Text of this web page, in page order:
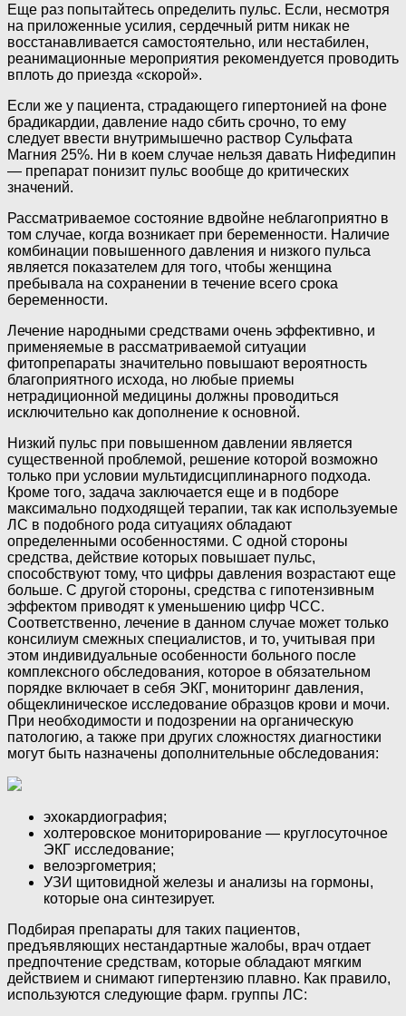
Еще раз попытайтесь определить пульс. Если, несмотря
на приложенные усилия, сердечный ритм никак не
восстанавливается самостоятельно, или нестабилен,
реанимационные мероприятия рекомендуется проводить
вплоть до приезда «скорой».
Если же у пациента, страдающего гипертонией на фоне
брадикардии, давление надо сбить срочно, то ему
следует ввести внутримышечно раствор Сульфата
Магния 25%. Ни в коем случае нельзя давать Нифедипин
— препарат понизит пульс вообще до критических
значений.
Рассматриваемое состояние вдвойне неблагоприятно в
том случае, когда возникает при беременности. Наличие
комбинации повышенного давления и низкого пульса
является показателем для того, чтобы женщина
пребывала на сохранении в течение всего срока
беременности.
Лечение народными средствами очень эффективно, и
применяемые в рассматриваемой ситуации
фитопрепараты значительно повышают вероятность
благоприятного исхода, но любые приемы
нетрадиционной медицины должны проводиться
исключительно как дополнение к основной.
Низкий пульс при повышенном давлении является
существенной проблемой, решение которой возможно
только при условии мультидисциплинарного подхода.
Кроме того, задача заключается еще и в подборе
максимально подходящей терапии, так как используемые
ЛС в подобного рода ситуациях обладают
определенными особенностями. С одной стороны
средства, действие которых повышает пульс,
способствуют тому, что цифры давления возрастают еще
больше. С другой стороны, средства с гипотензивным
эффектом приводят к уменьшению цифр ЧСС.
Соответственно, лечение в данном случае может только
консилиум смежных специалистов, и то, учитывая при
этом индивидуальные особенности больного после
комплексного обследования, которое в обязательном
порядке включает в себя ЭКГ, мониторинг давления,
общеклиническое исследование образцов крови и мочи.
При необходимости и подозрении на органическую
патологию, а также при других сложностях диагностики
могут быть назначены дополнительные обследования:
эхокардиография;
холтеровское мониторирование — круглосуточное
ЭКГ исследование;
велоэргометрия;
УЗИ щитовидной железы и анализы на гормоны,
которые она синтезирует.
Подбирая препараты для таких пациентов,
предъявляющих нестандартные жалобы, врач отдает
предпочтение средствам, которые обладают мягким
действием и снимают гипертензию плавно. Как правило,
используются следующие фарм. группы ЛС: